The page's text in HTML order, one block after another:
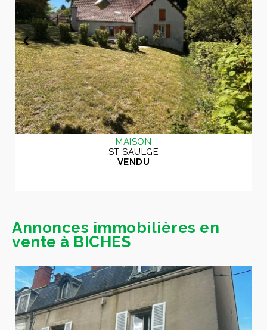
MAISON
ST SAULGE
VENDU
Annonces immobilières en
vente à BICHES